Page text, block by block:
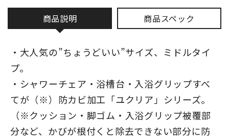
商品説明 商品スペック
・大人気の”ちょうどいい”サイズ、ミドルタイ
プ。
・シャワーチェア・浴槽台・入浴グリップすべ
てが（※）防カビ加工「ユクリア」シリーズ。
（※クッション・脚ゴム・入浴グリップ被覆部
分など、かびが根付くと除去できない部分に防